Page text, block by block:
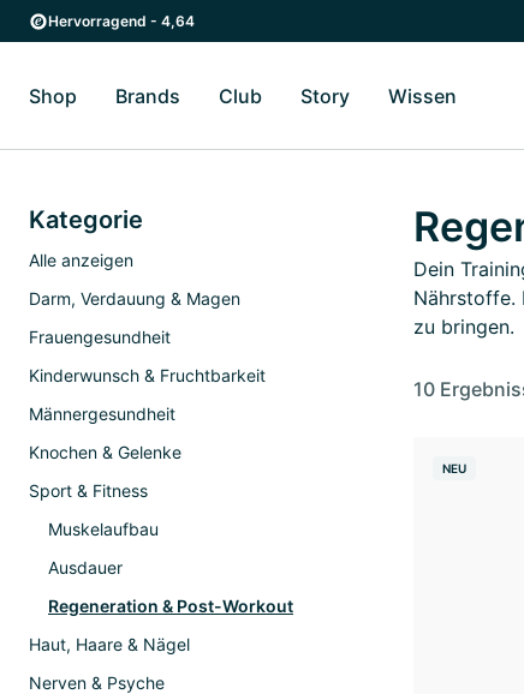
Zum Hauptinhalt springen
Zur Hauptnavigation springen
Hervorragend - 4,64
Shop Zum Untermenü Shop umschalten
Brands Zum Untermenü Brands umschalten
Club Zum Untermenü Club umschalten
Story Zum Untermenü Story
Wissen Zum
Dein
Nährstoffe.
zu bringen.
10
NEU
Kategorie
Alle anzeigen
Darm, Verdauung & Magen
Frauengesundheit
Kinderwunsch & Fruchtbarkeit
Männergesundheit
Knochen & Gelenke
Sport & Fitness
Muskelaufbau
Ausdauer
Regeneration & Post-Workout
Haut, Haare & Nägel
Nerven & Psyche